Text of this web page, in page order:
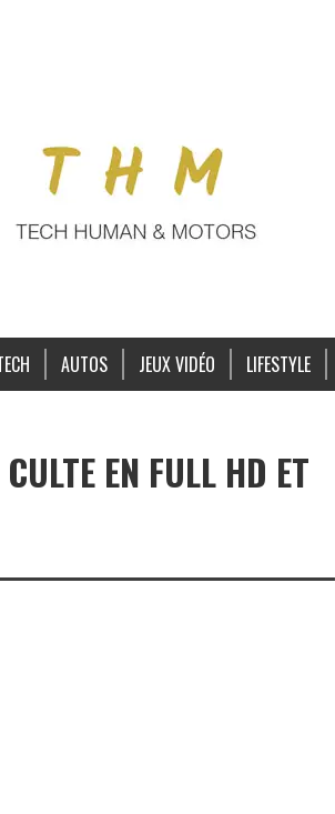
AUTOS JEUX VIDÉO LIFESTYLE
EN FULL HD ET